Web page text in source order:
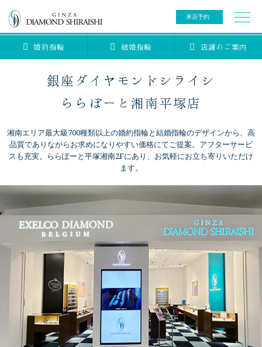
来店予約
婚約指輪 結婚指輪 店舗のご案内
0078-6000-5222
カタログ請求 来店予約
ブライダルリング
セットリング
エタニティリング
クローズアップ
プロポーズアイテム
ブライダルアイテム
ティアラ
アニバーサリージュエリー
ベビージュエリー
ラブレタージュエリー
アニバーサリージュエリー
セットリングコレクション
商品クオリティ
ダイヤモンドの品質
ダイヤモンド仕入れのこだわり
シライシについて
銀座ダイヤモンドシライシ
ららぽーと湘南平塚店
湘南エリア最大級700種類以上の婚約指輪と結婚指輪のデザインから、高
品質でありながらお求めになりやすい価格にてご提案。アフターサービ
スも充実。ららぽーと平塚湘南2Fにあり、お気軽にお立ち寄りいただけ
ます。